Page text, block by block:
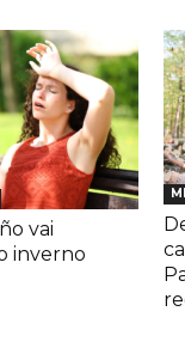
vai
inverno